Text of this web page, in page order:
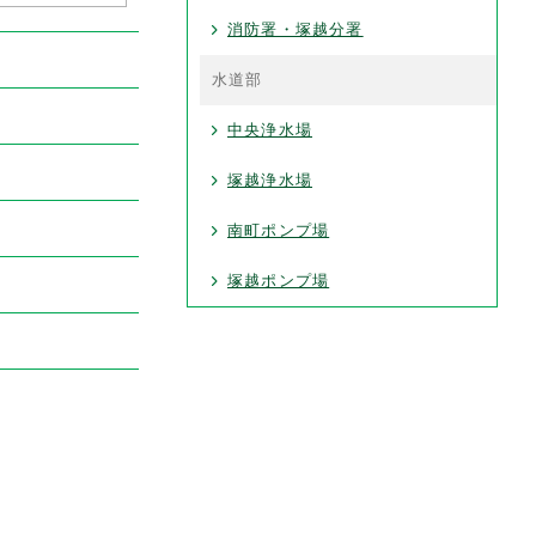
消防署・塚越分署
水道部
中央浄水場
塚越浄水場
南町ポンプ場
塚越ポンプ場